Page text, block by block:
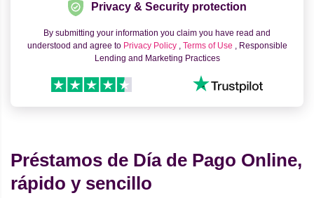
Privacy & Security protection
By submitting your information you claim you have read and
understood and agree to Privacy Policy , Terms of Use , Responsible
Lending and Marketing Practices
Préstamos de Día de Pago Online,
rápido y sencillo